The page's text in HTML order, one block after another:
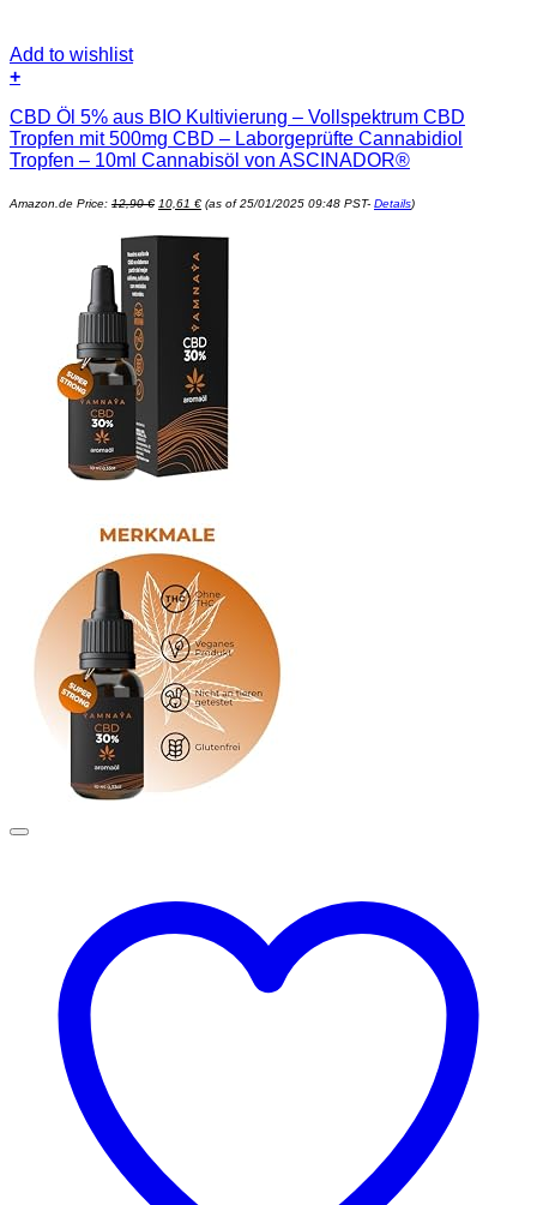
Add to wishlist
+
CBD Öl 5% aus BIO Kultivierung – Vollspektrum CBD
Tropfen mit 500mg CBD – Laborgeprüfte Cannabidiol
Tropfen – 10ml Cannabisöl von ASCINADOR®
Amazon.de Price: 12,90€ Preis
12,90 €
10,61 €Preis
10,61 €.
(as of 25/01/2025 09:48 PST- Details)